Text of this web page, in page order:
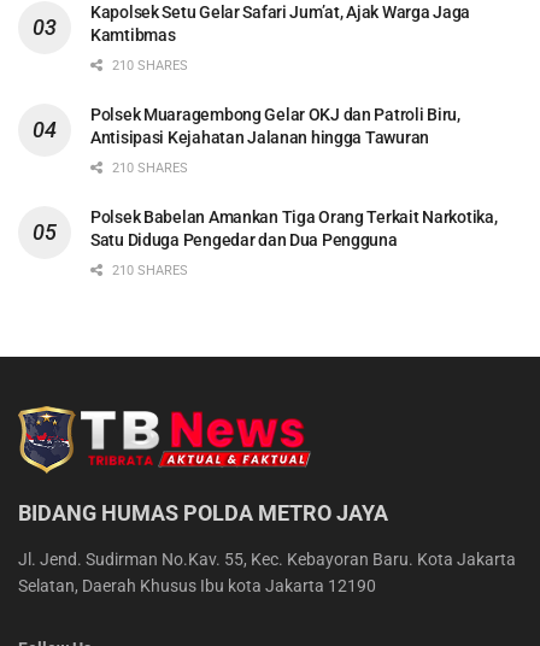
Kapolsek Setu Gelar Safari Jum’at, Ajak Warga Jaga
Kamtibmas
210 SHARES
Polsek Muaragembong Gelar OKJ dan Patroli Biru,
Antisipasi Kejahatan Jalanan hingga Tawuran
210 SHARES
Polsek Babelan Amankan Tiga Orang Terkait Narkotika,
Satu Diduga Pengedar dan Dua Pengguna
210 SHARES
BIDANG HUMAS POLDA METRO JAYA
Jl. Jend. Sudirman No.Kav. 55, Kec. Kebayoran Baru. Kota Jakarta
Selatan, Daerah Khusus Ibu kota Jakarta 12190